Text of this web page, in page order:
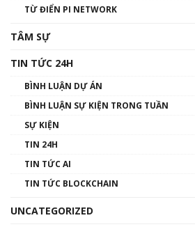
01:29:26
TỪ ĐIỂN PI NETWORK
TÂM SỰ
TIN TỨC 24H
BÌNH LUẬN DỰ ÁN
BÌNH LUẬN SỰ KIỆN TRONG TUẦN
SỰ KIỆN
TIN 24H
TIN TỨC AI
TIN TỨC BLOCKCHAIN
UNCATEGORIZED